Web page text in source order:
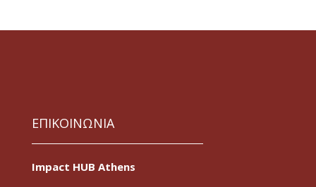
ΕΠΙΚΟΙΝΩΝΙΑ
Impact HUB Athens